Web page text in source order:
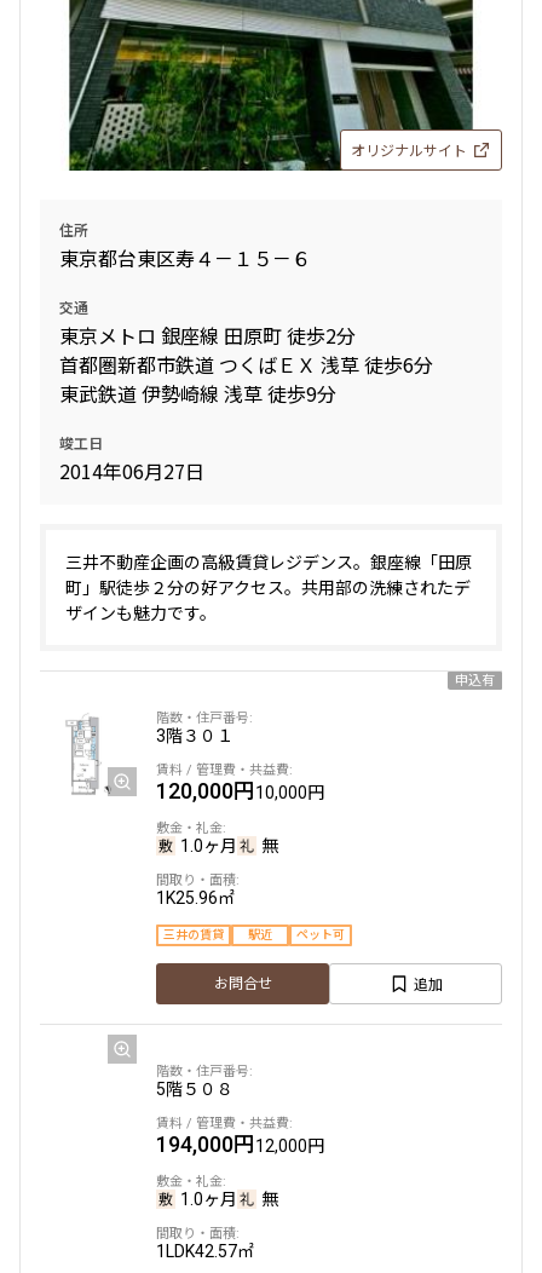
オリジナルサイト
住所
東京都台東区寿４－１５－６
交通
東京メトロ 銀座線 田原町 徒歩2分
首都圏新都市鉄道 つくばＥＸ 浅草 徒歩6分
東武鉄道 伊勢崎線 浅草 徒歩9分
竣工日
2014年06月27日
三井不動産企画の高級賃貸レジデンス。銀座線「田原
町」駅徒歩２分の好アクセス。共用部の洗練されたデ
ザインも魅力です。
申込有
3階３０１
120,000円10,000円
1.0ヶ月 無
1K25.96㎡
三井の賃貸 駅近 ペット可
お問合せ 追加
5階５０８
194,000円12,000円
1.0ヶ月 無
1LDK42.57㎡